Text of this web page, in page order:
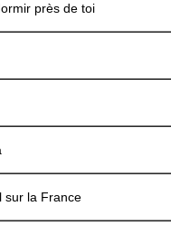
près de toi
sur la France